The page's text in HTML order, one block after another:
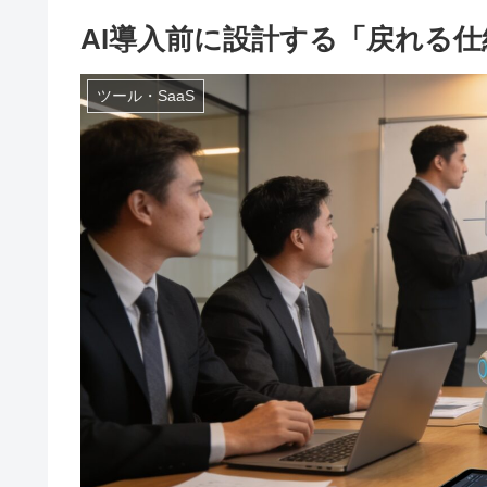
AI導入前に設計する「戻れる
ツール・SaaS